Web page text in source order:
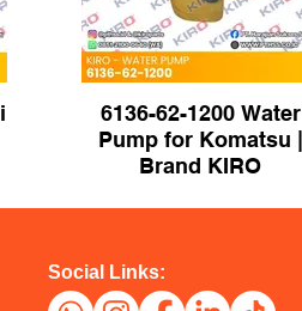
6136-62-1200 Water
Pump for Komatsu |
Brand KIRO
Social Links: